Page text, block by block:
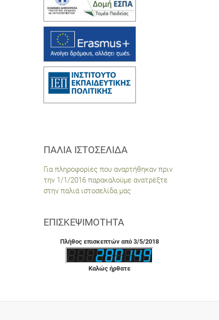
ΠΑΛΙΆ ΙΣΤΟΣΕΛΊΔΑ
Για πληροφορίες που αναρτήθηκαν πριν
την 1/1/2016 παρακαλούμε ανατρέξτε
στην παλιά ιστοσελίδα μας
ΕΠΙΣΚΕΨΙΜΌΤΗΤΑ
Πλήθος επισκεπτών από 3/5/2018
Καλώς ήρθατε